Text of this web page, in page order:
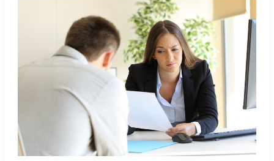
logischen